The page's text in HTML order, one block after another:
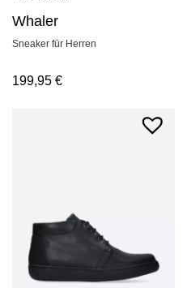
Whaler
Sneaker für Herren
199,95 €